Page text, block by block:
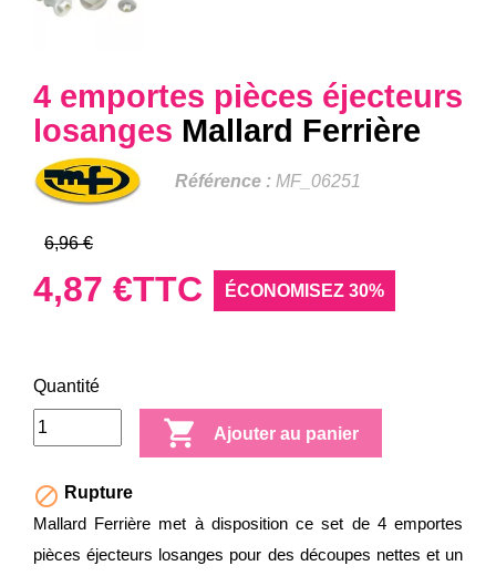
4 emportes pièces éjecteurs
losanges Mallard Ferrière
Référence : MF_06251
6,96 €
4,87 €TTC ÉCONOMISEZ 30%
Quantité
 Ajouter au panier
 Rupture
Mallard Ferrière met à disposition ce set de 4 emportes
pièces éjecteurs losanges pour des découpes nettes et un